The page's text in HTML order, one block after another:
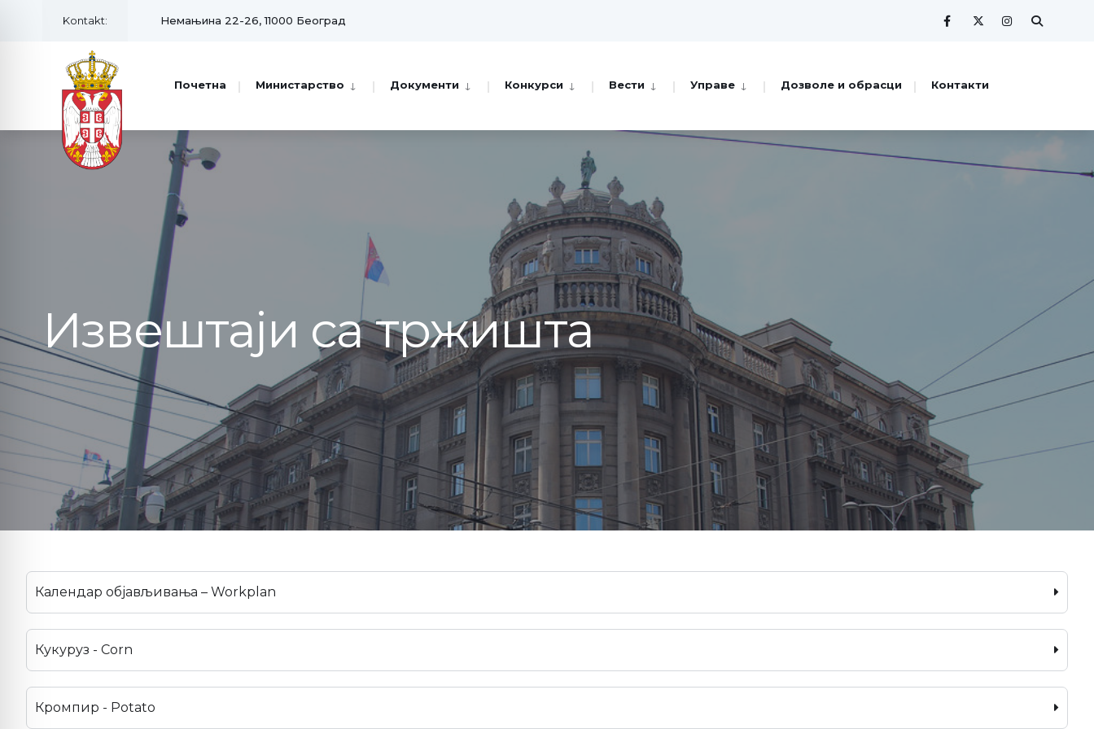
Kontakt: Немањина 22-26, 11000 Београд
Почетна Министарство Документи Конкурси Вести Управе Дозволе и обрасци Контакти
Извештаји са тржишта
Календар објављивања – Workplan
Кукуруз - Corn
Кромпир - Potato